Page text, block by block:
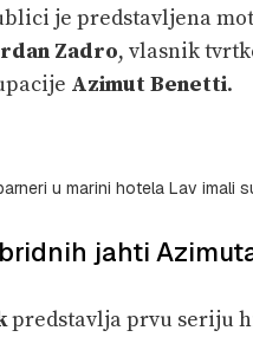
je predstavljena
Zadro, vlasnik
Azimut Benetti.
u marini hotela Lav imali
jahti
predstavlja prvu seriju